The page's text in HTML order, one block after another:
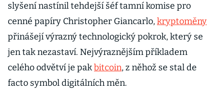
slyšení nastínil tehdejší šéf tamní komise pro
cenné papíry Christopher Giancarlo,kryptoměny
přinášejí výrazný technologický pokrok, který se
jen tak nezastaví. Nejvýraznějším příkladem
celého odvětví je pakbitcoin, z něhož se stal de
facto symbol digitálních měn.